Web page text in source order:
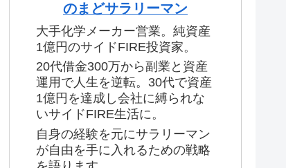
のまどサラリーマン
大手化学メーカー営業。純資産
1億円のサイドFIRE投資家。
20代借金300万から副業と資産
運用で人生を逆転。30代で資産
1億円を達成し会社に縛られな
いサイドFIRE生活に。
自身の経験を元にサラリーマン
が自由を手に入れるための戦略